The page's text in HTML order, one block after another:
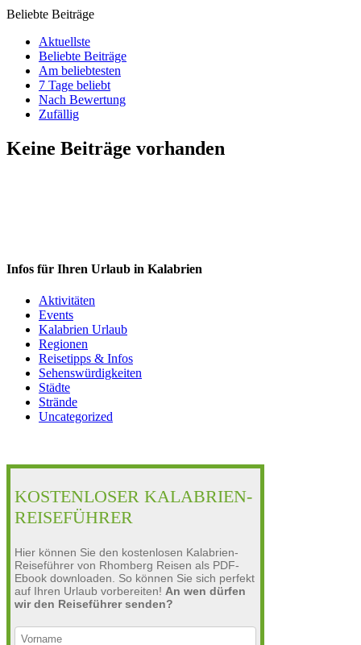
Beliebte Beiträge
Aktuellste
Beliebte Beiträge
Am beliebtesten
7 Tage beliebt
Nach Bewertung
Zufällig
Keine Beiträge vorhanden
Infos für Ihren Urlaub in Kalabrien
Aktivitäten
Events
Kalabrien Urlaub
Regionen
Reisetipps & Infos
Sehenswürdigkeiten
Städte
Strände
Uncategorized
KOSTENLOSER KALABRIEN-
REISEFÜHRER
Hier können Sie den kostenlosen Kalabrien-
Reiseführer von Rhomberg Reisen als PDF-
Ebook downloaden. So können Sie sich perfekt
auf Ihren Urlaub vorbereiten! An wen dürfen
wir den Reiseführer senden?